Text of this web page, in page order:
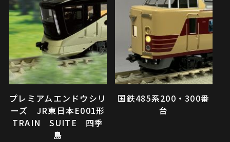
プレミアムエンドウシリ
ーズ JR東日本E001形
TRAIN SUITE 四季
島
国鉄485系200・300番
台